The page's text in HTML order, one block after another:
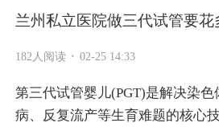
兰州私立医院做三代试管要
182人阅读 · 02-25 14:33
第三代试管婴儿(PGT)是解决染
病、反复流产等生育难题的核心